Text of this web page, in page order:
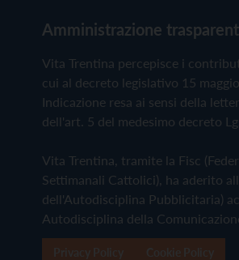
Amministrazione
Vita Trentina percepisce i
cui al decreto legislativo 15
Indicazione resa ai sensi della
dell'art. 5 del medesimo decreto
Vita Trentina, tramite la Fisc
Settimanali Cattolici), ha aderito
dell'Autodisciplina Pubblicitaria)
Autodisciplina della